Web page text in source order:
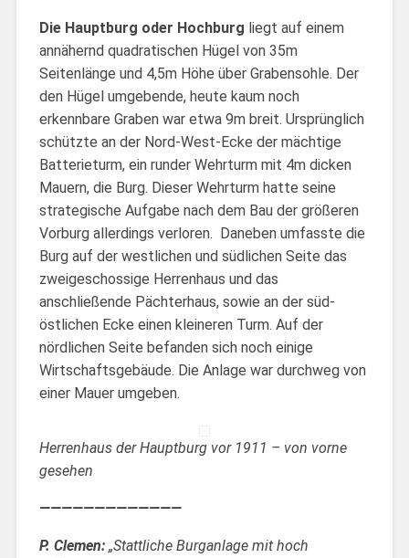
Die Hauptburg oder Hochburg liegt auf einem
annähernd quadratischen Hügel von 35m
Seitenlänge und 4,5m Höhe über Grabensohle. Der
den Hügel umgebende, heute kaum noch
erkennbare Graben war etwa 9m breit. Ursprünglich
schützte an der Nord-West-Ecke der mächtige
Batterieturm, ein runder Wehrturm mit 4m dicken
Mauern, die Burg. Dieser Wehrturm hatte seine
strategische Aufgabe nach dem Bau der größeren
Vorburg allerdings verloren. Daneben umfasste die
Burg auf der westlichen und südlichen Seite das
zweigeschossige Herrenhaus und das
anschließende Pächterhaus, sowie an der süd-
östlichen Ecke einen kleineren Turm. Auf der
nördlichen Seite befanden sich noch einige
Wirtschaftsgebäude. Die Anlage war durchweg von
einer Mauer umgeben.
Herrenhaus der Hauptburg vor 1911 – von vorne
gesehen
—————————————
P. Clemen:„Stattliche Burganlage mit hoch